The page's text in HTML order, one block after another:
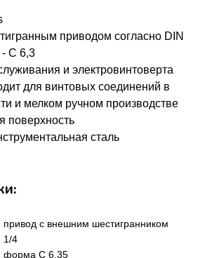
приводом согласно DIN
C 6,3
и электровинтоверта
для винтовых соединений в
и мелком ручном производстве
поверхность
сталь
привод с внешним шестигранником
1/4
форма C 6,35